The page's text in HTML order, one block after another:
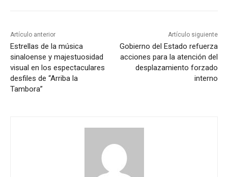
Artículo anterior
Estrellas de la música
sinaloense y majestuosidad
visual en los espectaculares
desfiles de “Arriba la
Tambora”
Artículo siguiente
Gobierno del Estado refuerza
acciones para la atención del
desplazamiento forzado
interno